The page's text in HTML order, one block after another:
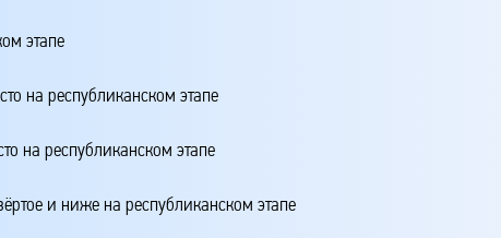
этапе
на республиканском этапе
на республиканском этапе
и ниже на республиканском этапе